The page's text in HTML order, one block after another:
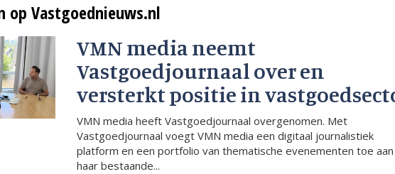
op Vastgoednieuws.nl
VMN media neemt
Vastgoedjournaal over en
versterkt positie in
VMN media heeft Vastgoedjournaal overgenomen. Met
Vastgoedjournaal voegt VMN media een digitaal journalistiek
platform en een portfolio van thematische evenementen toe aan
haar bestaande...